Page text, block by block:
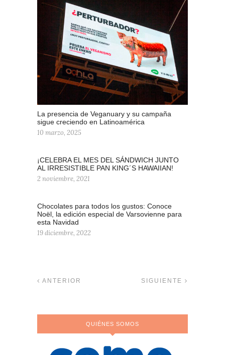
La presencia de Veganuary y su campaña
sigue creciendo en Latinoamérica
10 marzo, 2025
¡CELEBRA EL MES DEL SÁNDWICH JUNTO
AL IRRESISTIBLE PAN KING´S HAWAIIAN!
2 noviembre, 2021
Chocolates para todos los gustos: Conoce
Noël, la edición especial de Varsovienne para
esta Navidad
19 diciembre, 2022
ANTERIOR SIGUIENTE
QUIÉNES SOMOS